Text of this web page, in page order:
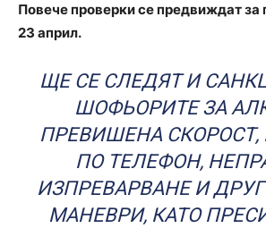
Повече проверки се предвиждат за
23 април.
ЩЕ СЕ СЛЕДЯТ И
ШОФЬОРИТЕ ЗА
ПРЕВИШЕНА СКОРОСТ,
ПО ТЕЛЕФОН,
ИЗПРЕВАРВАНЕ И
МАНЕВРИ, КАТО